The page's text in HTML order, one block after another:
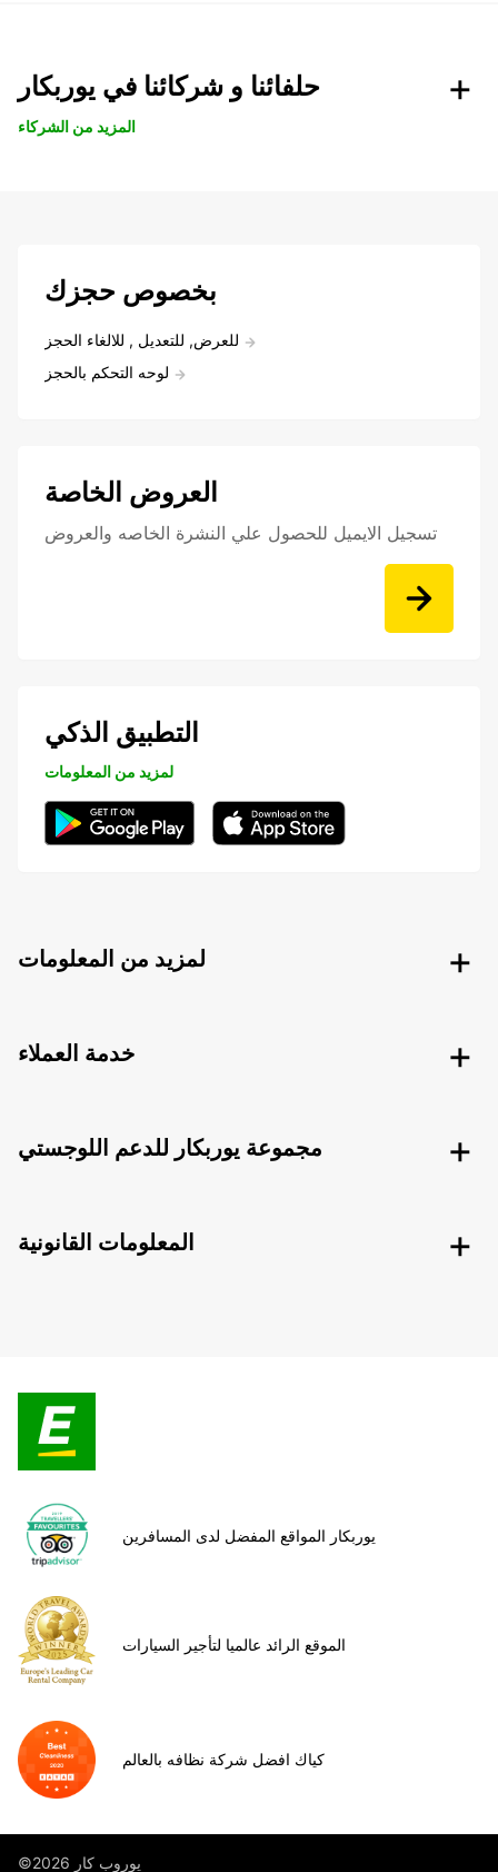
حلفائنا و شركائنا في يوربكار
المزيد من الشركاء
بخصوص حجزك
للعرض, للتعديل , للالغاء الحجز
لوحه التحكم بالحجز
العروض الخاصة
تسجيل الايميل للحصول علي النشرة الخاصه والعروض
التطبيق الذكي
لمزيد من المعلومات
لمزيد من المعلومات
خدمة العملاء
مجموعة يوربكار للدعم اللوجستي
المعلومات القانونية
يوربكار المواقع المفضل لدى المسافرين
الموقع الرائد عالميا لتأجير السيارات
كياك افضل شركة نظافه بالعالم
©يوروب كار 2026